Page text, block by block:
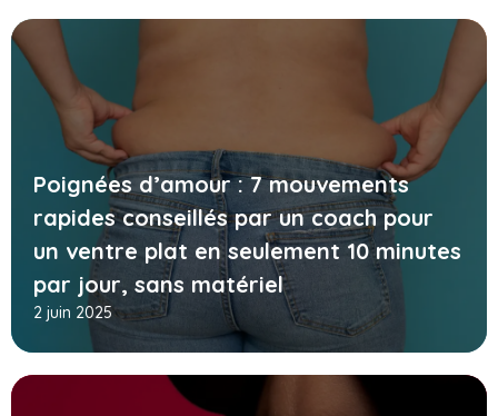
Poignées d’amour : 7 mouvements
rapides conseillés par un coach pour
un ventre plat en seulement 10 minutes
par jour, sans matériel
2 juin 2025